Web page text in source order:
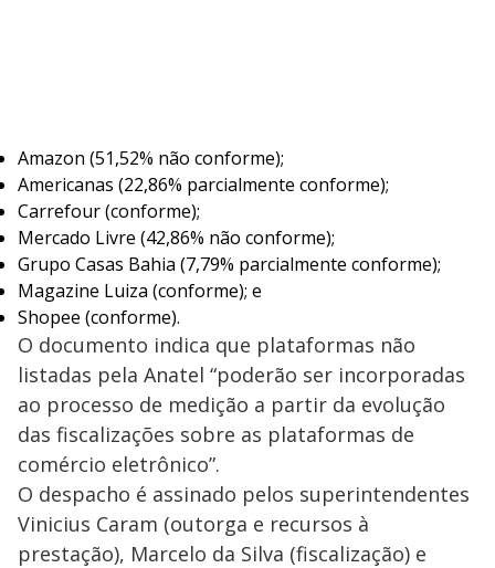
e
o
Amazon (51,52% não conforme);
Americanas (22,86% parcialmente conforme);
Carrefour (conforme);
Mercado Livre (42,86% não conforme);
Grupo Casas Bahia (7,79% parcialmente conforme);
Magazine Luiza (conforme); e
Shopee (conforme).
O documento indica que plataformas não
listadas pela Anatel “poderão ser incorporadas
ao processo de medição a partir da evolução
das fiscalizações sobre as plataformas de
comércio eletrônico”.
O despacho é assinado pelos superintendentes
Vinicius Caram (outorga e recursos à
prestação), Marcelo da Silva (fiscalização) e